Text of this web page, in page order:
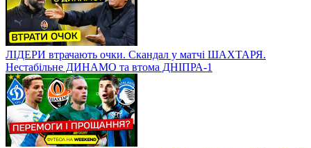
ЛІДЕРИ втрачають очки. Скандал у матчі ШАХТАРЯ.
Нестабільне ДИНАМО та втома ДНІПРА-1